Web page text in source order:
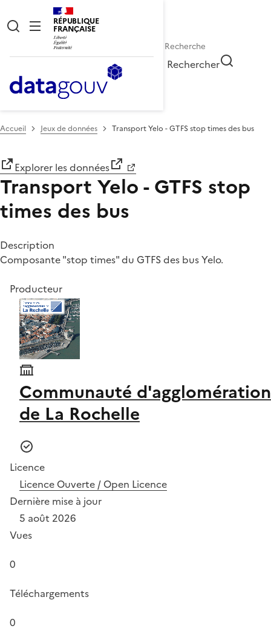
RÉPUBLIQUE
FRANÇAISE
Rechercher
Accueil Jeux de données Transport Yelo - GTFS stop times des bus
Explorer les données
Transport Yelo - GTFS stop
times des bus
Description
Composante "stop times" du GTFS des bus Yelo.
Producteur
Communauté d'agglomération
de La Rochelle
Licence
Licence Ouverte / Open Licence
Dernière mise à jour
5 août 2026
Vues
0
Téléchargements
0